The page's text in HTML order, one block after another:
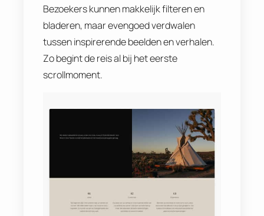
Bezoekers kunnen makkelijk filteren en
bladeren, maar evengoed verdwalen
tussen inspirerende beelden en verhalen.
Zo begint de reis al bij het eerste
scrollmoment.